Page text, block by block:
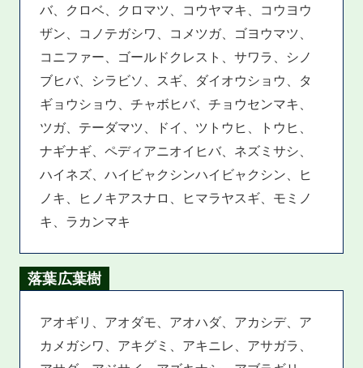
バ、クロベ、クロマツ、コウヤマキ、コウヨウ
ザン、コノテガシワ、コメツガ、ゴヨウマツ、
コニファー、ゴールドクレスト、サワラ、シノ
ブヒバ、シラビソ、スギ、ダイオウショウ、タ
ギョウショウ、チャボヒバ、チョウセンマキ、
ツガ、テーダマツ、ドイ、ツトウヒ、トウヒ、
ナギナギ、ペディアニオイヒバ、ネズミサシ、
ハイネズ、ハイビャクシンハイビャクシン、ヒ
ノキ、ヒノキアスナロ、ヒマラヤスギ、モミノ
キ、ラカンマキ
落葉広葉樹
アオギリ、アオダモ、アオハダ、アカシデ、ア
カメガシワ、アキグミ、アキニレ、アサガラ、